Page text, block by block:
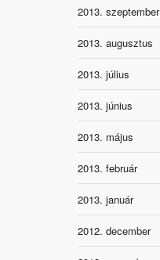
2013. szeptember
2013. augusztus
2013. július
2013. június
2013. május
2013. február
2013. január
2012. december